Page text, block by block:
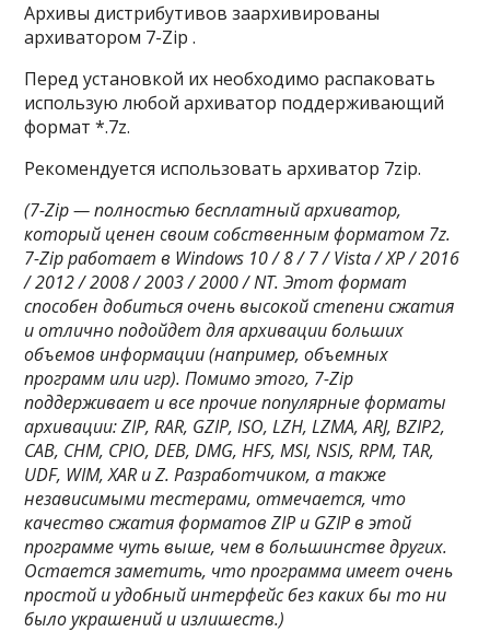
Архивы дистрибутивов заархивированы
архиватором 7-Zip .
Перед установкой их необходимо распаковать
использую любой архиватор поддерживающий
формат *.7z.
Рекомендуется использовать архиватор 7zip.
(7-Zip — полностью бесплатный архиватор,
который ценен своим собственным форматом 7z.
7-Zip работает в Windows 10 / 8 / 7 / Vista / XP / 2016
/ 2012 / 2008 / 2003 / 2000 / NT. Этот формат
способен добиться очень высокой степени сжатия
и отлично подойдет для архивации больших
объемов информации (например, объемных
программ или игр). Помимо этого, 7-Zip
поддерживает и все прочие популярные форматы
архивации: ZIP, RAR, GZIP, ISO, LZH, LZMA, ARJ, BZIP2,
CAB, CHM, CPIO, DEB, DMG, HFS, MSI, NSIS, RPM, TAR,
UDF, WIM, XAR и Z. Разработчиком, а также
независимыми тестерами, отмечается, что
качество сжатия форматов ZIP и GZIP в этой
программе чуть выше, чем в большинстве других.
Остается заметить, что программа имеет очень
простой и удобный интерфейс без каких бы то ни
было украшений и излишеств.)